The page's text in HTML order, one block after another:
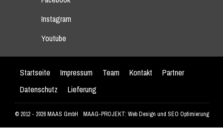
Instagram
Youtube
Startseite Impressum Team Kontakt
Partner
Datenschutz
Lieferung
© 2012 - 2026 MAAS GmbH MAAG-PROJEKT: Web Design und SEO Optimierung